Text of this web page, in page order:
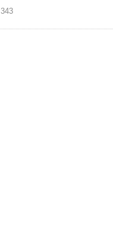
作系统，实现全面的成长